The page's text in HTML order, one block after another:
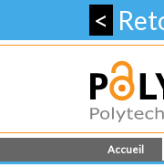
<
Accueil